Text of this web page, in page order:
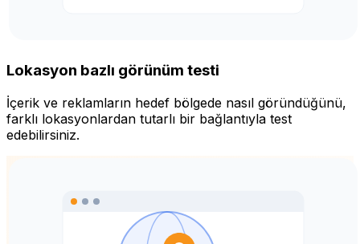
Lokasyon bazlı görünüm testi
İçerik ve reklamların hedef bölgede nasıl göründüğünü,
farklı lokasyonlardan tutarlı bir bağlantıyla test
edebilirsiniz.